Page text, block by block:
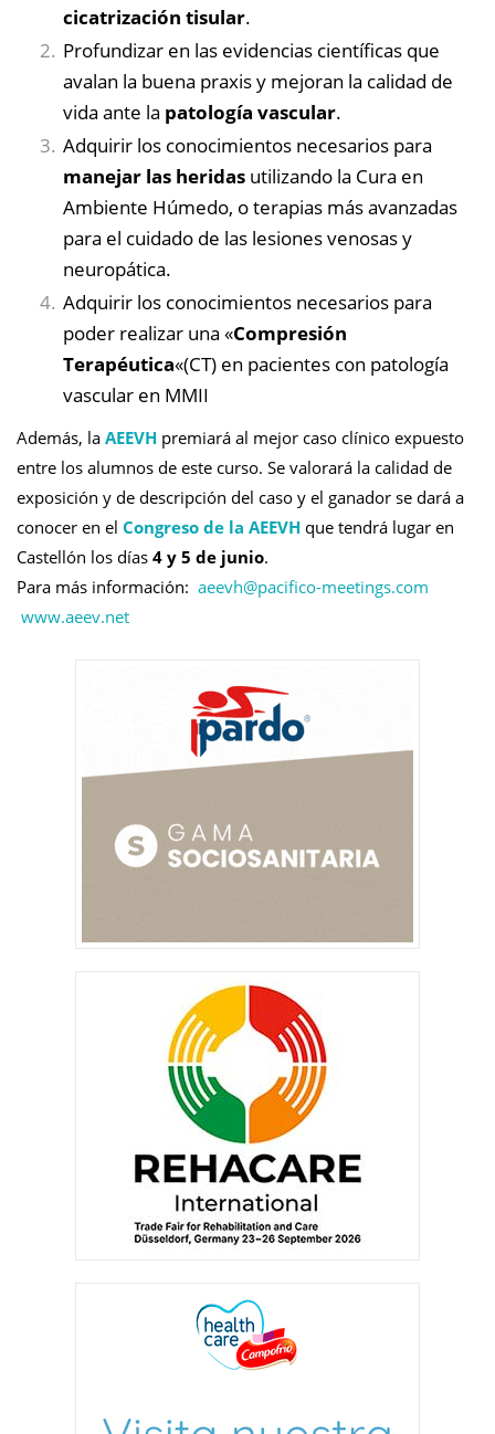
cicatrización tisular.
Profundizar en las evidencias científicas que
avalan la buena praxis y mejoran la calidad de
vida ante la patología vascular.
Adquirir los conocimientos necesarios para
manejar las heridas utilizando la Cura en
Ambiente Húmedo, o terapias más avanzadas
para el cuidado de las lesiones venosas y
neuropática.
Adquirir los conocimientos necesarios para
poder realizar una «Compresión
Terapéutica«(CT) en pacientes con patología
vascular en MMII
Además, la AEEVH premiará al mejor caso clínico expuesto
entre los alumnos de este curso. Se valorará la calidad de
exposición y de descripción del caso y el ganador se dará a
conocer en el Congreso de la AEEVH que tendrá lugar en
Castellón los días 4 y 5 de junio.
Para más información: aeevh@pacifico-meetings.com
www.aeev.net